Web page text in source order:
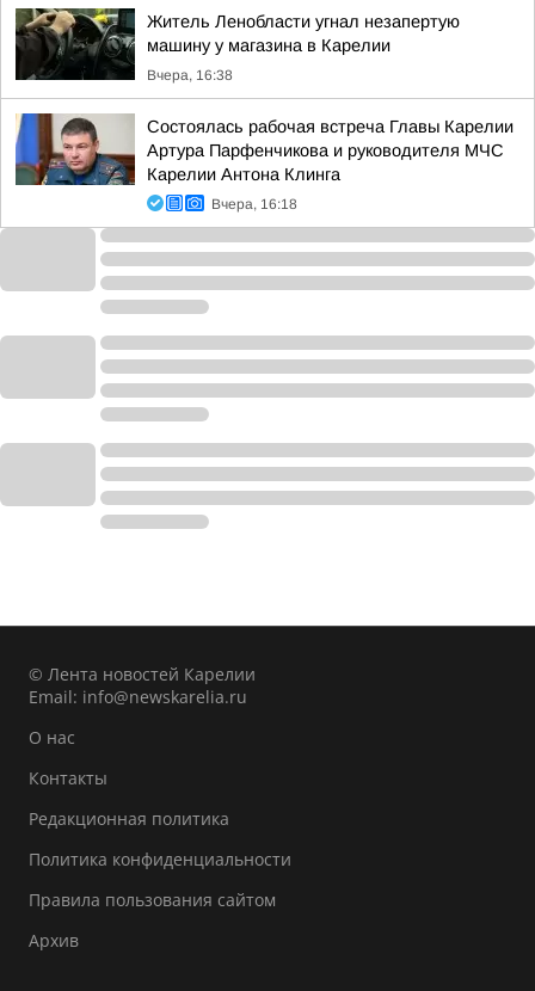
Житель Ленобласти угнал незапертую
машину у магазина в Карелии
Вчера, 16:38
Состоялась рабочая встреча Главы Карелии
Артура Парфенчикова и руководителя МЧС
Карелии Антона Клинга
Вчера, 16:18
© Лента новостей Карелии
Email: info@newskarelia.ru
О нас
Контакты
Редакционная политика
Политика конфиденциальности
Правила пользования сайтом
Архив